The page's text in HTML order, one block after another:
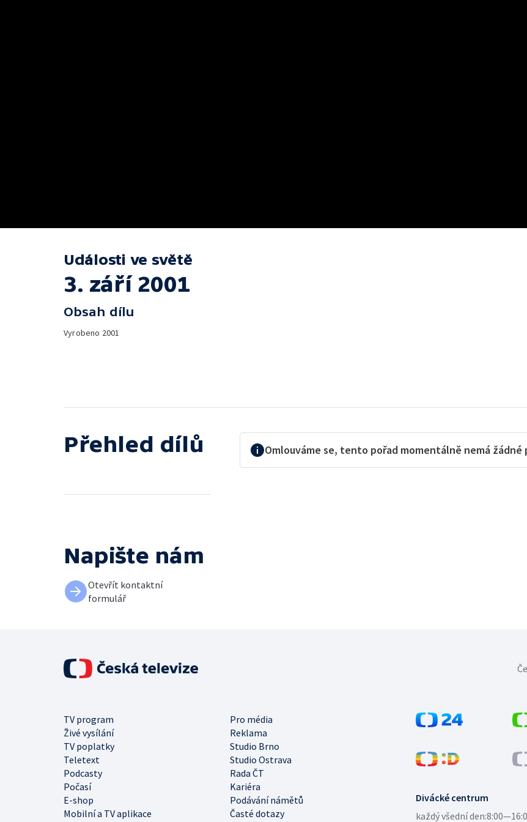
Události ve světě
3. září 2001
Obsah dílu
Vyrobeno 2001
Přehled dílů Omlouváme se, tento pořad momentálně nemá
Napište nám
Otevřít kontaktní
formulář
Divácké centrum
každý všední den:
TV program
Pro média
Živé vysílání
Reklama
TV poplatky
Studio Brno
Teletext
Studio Ostrava
Podcasty
Rada ČT
Počasí
Kariéra
E-shop
Podávání námětů
Mobilní a TV aplikace
Časté dotazy